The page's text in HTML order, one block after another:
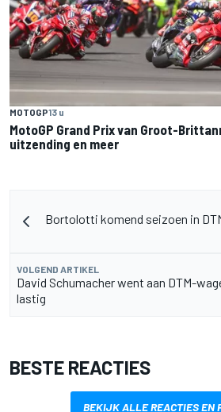
MOTOGP13 u
MotoGP Grand Prix van Groot-
uitzending en meer
Bortolotti komend seizoen in
VOLGEND ARTIKEL
David Schumacher went aan DTM-
lastig
BESTE REACTIES
BEKIJK ALLE REACTIES EN